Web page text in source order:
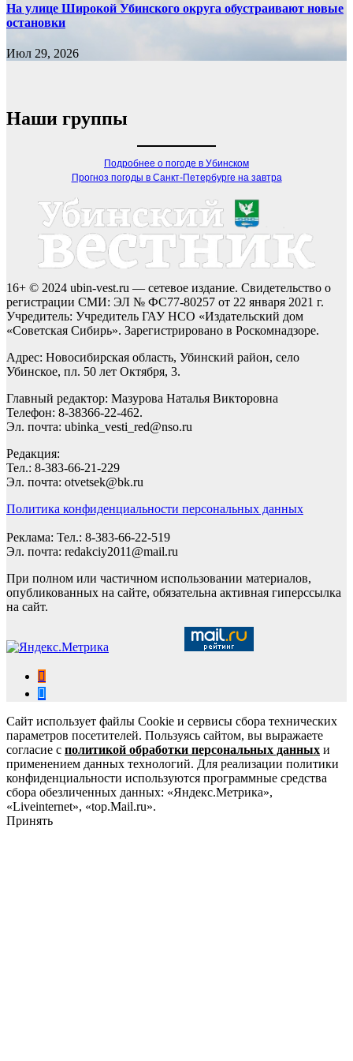
На улице Широкой Убинского округа обустраивают новые
остановки
Июл 29, 2026
Наши группы
Подробнее о погоде в Убинском
Прогноз погоды в Санкт-Петербурге на завтра
16+ © 2024 ubin-vest.ru — сетевое издание. Свидетельство о
регистрации СМИ: ЭЛ № ФС77-80257 от 22 января 2021 г.
Учредитель: Учредитель ГАУ НСО «Издательский дом
«Советская Сибирь». Зарегистрировано в Роскомнадзоре.
Адрес: Новосибирская область, Убинский район, село
Убинское, пл. 50 лет Октября, 3.
Главный редактор: Мазурова Наталья Викторовна
Телефон: 8-38366-22-462.
Эл. почта: ubinka_vesti_red@nso.ru
Редакция:
Тел.: 8-383-66-21-229
Эл. почта: otvetsek@bk.ru
Политика конфиденциальности персональных данных
Реклама: Тел.: 8-383-66-22-519
Эл. почта: redakciy2011@mail.ru
При полном или частичном использовании материалов,
опубликованных на сайте, обязательна активная гиперссылка
на сайт.
Сайт использует файлы Cookie и сервисы сбора технических
параметров посетителей. Пользуясь сайтом, вы выражаете
согласие с политикой обработки персональных данных и
применением данных технологий. Для реализации политики
конфиденциальности используются программные средства
сбора обезличенных данных: «Яндекс.Метрика»,
«Liveinternet», «top.Mail.ru».
Принять